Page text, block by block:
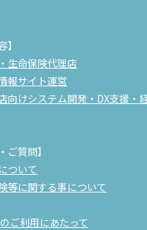
】
生命保険代理店
報サイト運営
向けシステム開発・DX支援・
ご質問】
ついて
等に関する事について
ご利用にあたって